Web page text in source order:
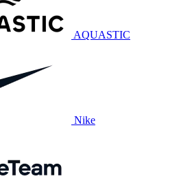
AQUASTIC
Nike